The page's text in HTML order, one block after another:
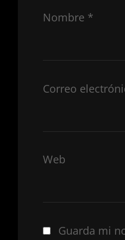
Nombre *
Correo
Web
Guarda mi